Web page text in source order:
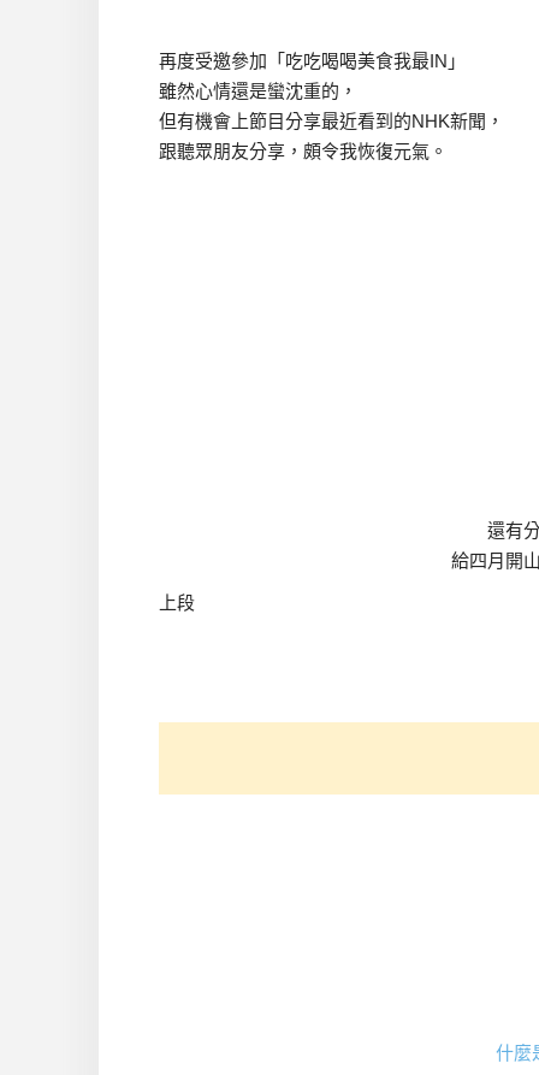
再度受邀參加「吃吃喝喝美食我最IN」
雖然心情還是蠻沈重的，
但有機會上節目分享最近看到的NHK新聞，
跟聽眾朋友分享，頗令我恢復元氣。
還有
給四月開
上段
什麼